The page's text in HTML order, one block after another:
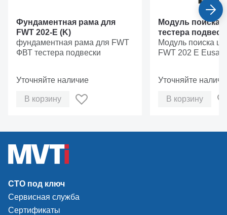
Фундаментная рама для
FWT 202-E (K)
фундаментная рама для FWT
ФВТ тестера подвески
Уточняйте наличие
В корзину
Модуль поиска
тестера
(K)
Модуль поиска
FWT 202 E
Уточняйте
В корзину
СТО под ключ
Сервисная служба
Сертификаты